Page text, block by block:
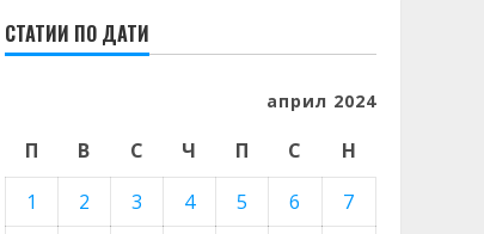
СТАТИИ ПО ДАТИ
април 2024
П В С Ч П С
Н
1
2 3 4 5 6
7